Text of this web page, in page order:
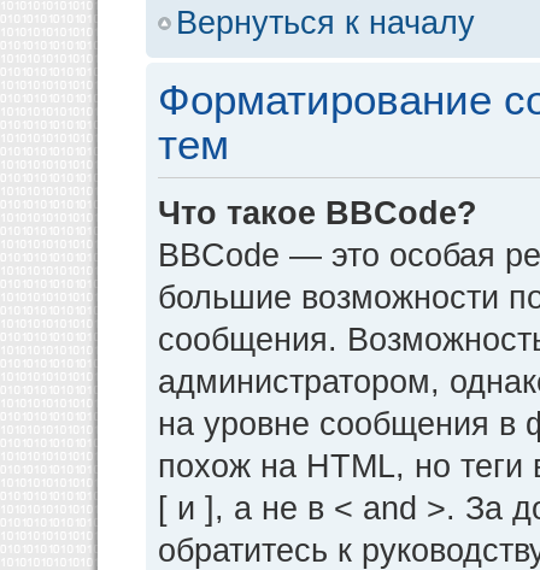
Вернуться к началу
Форматирование
тем
Что такое BBCode?
BBCode — это особая
большие возможности
сообщения.
администратором,
на уровне сообщения в
похож на HTML, но теги
[ и ], а не в < and >. За
обратитесь к